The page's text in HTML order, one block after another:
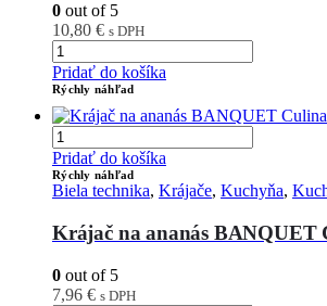
0 out of 5
10,80 € s DPH
Pridať do košíka
Rýchly náhľad
Pridať do košíka
Rýchly náhľad
Biela technika, Krájače, Kuchyňa,
Krájač na ananás BANQUET
0 out of 5
7,96 € s DPH